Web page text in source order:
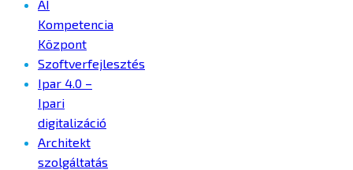
AI
Kompetencia
Központ
Szoftverfejlesztés
Ipar 4.0 –
Ipari
digitalizáció
Architekt
szolgáltatás